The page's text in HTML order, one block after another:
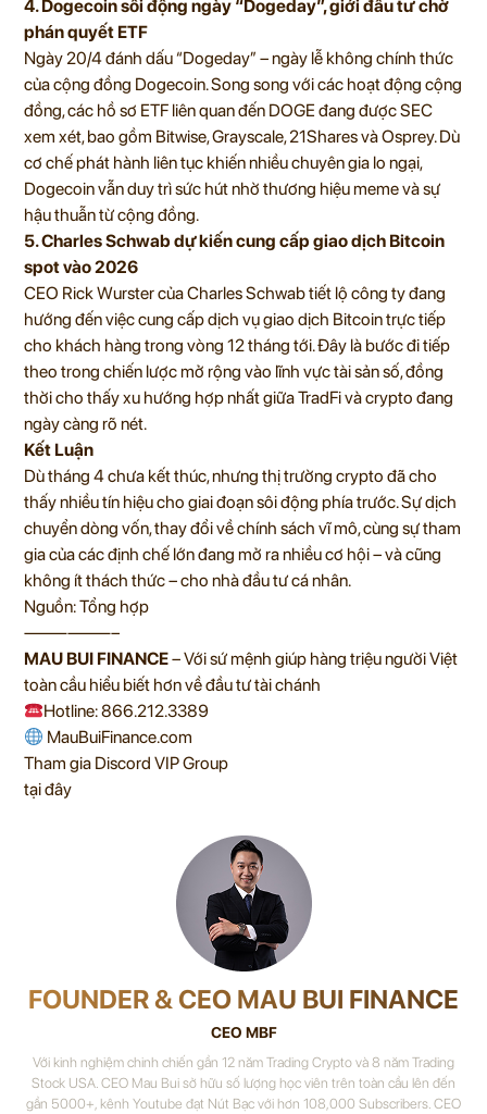
4. Dogecoin sôi động ngày “Dogeday”, giới đầu tư chờ
phán quyết ETF
Ngày 20/4 đánh dấu “Dogeday” – ngày lễ không chính thức
của cộng đồng Dogecoin. Song song với các hoạt động cộng
đồng, các hồ sơ ETF liên quan đến DOGE đang được SEC
xem xét, bao gồm Bitwise, Grayscale, 21Shares và Osprey. Dù
cơ chế phát hành liên tục khiến nhiều chuyên gia lo ngại,
Dogecoin vẫn duy trì sức hút nhờ thương hiệu meme và sự
hậu thuẫn từ cộng đồng.
5. Charles Schwab dự kiến cung cấp giao dịch Bitcoin
spot vào 2026
CEO Rick Wurster của Charles Schwab tiết lộ công ty đang
hướng đến việc cung cấp dịch vụ giao dịch Bitcoin trực tiếp
cho khách hàng trong vòng 12 tháng tới. Đây là bước đi tiếp
theo trong chiến lược mở rộng vào lĩnh vực tài sản số, đồng
thời cho thấy xu hướng hợp nhất giữa TradFi và crypto đang
ngày càng rõ nét.
Kết Luận
Dù tháng 4 chưa kết thúc, nhưng thị trường crypto đã cho
thấy nhiều tín hiệu cho giai đoạn sôi động phía trước. Sự dịch
chuyển dòng vốn, thay đổi về chính sách vĩ mô, cùng sự tham
gia của các định chế lớn đang mở ra nhiều cơ hội – và cũng
không ít thách thức – cho nhà đầu tư cá nhân.
Nguồn: Tổng hợp
——————–
MAU BUI FINANCE– Với sứ mệnh giúp hàng triệu người Việt
toàn cầu hiểu biết hơn về đầu tư tài chánh
Hotline: 866.212.3389
MauBuiFinance.com
Tham gia Discord VIP Group
tại đây
FOUNDER & CEO MAU BUI FINANCE
CEO MBF
Với kinh nghiệm chinh chiến gần 12 năm Trading Crypto và 8 năm Trading
Stock USA. CEO Mau Bui sở hữu số lượng học viên trên toàn cầu lên đến
gần 5000+, kênh Youtube đạt Nút Bạc với hơn 108,000 Subscribers. CEO